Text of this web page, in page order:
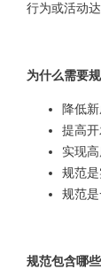
行为或活动
为什么需要
降低
提高
实现
规范
规范
规范包含哪